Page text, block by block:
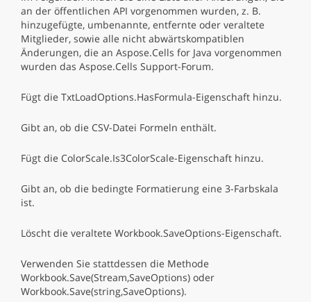
an der öffentlichen API vorgenommen wurden, z. B.
hinzugefügte, umbenannte, entfernte oder veraltete
Mitglieder, sowie alle nicht abwärtskompatiblen
Änderungen, die an Aspose.Cells for Java vorgenommen
wurden das Aspose.Cells Support-Forum.
Fügt die TxtLoadOptions.HasFormula-Eigenschaft hinzu.
Gibt an, ob die CSV-Datei Formeln enthält.
Fügt die ColorScale.Is3ColorScale-Eigenschaft hinzu.
Gibt an, ob die bedingte Formatierung eine 3-Farbskala
ist.
Löscht die veraltete Workbook.SaveOptions-Eigenschaft.
Verwenden Sie stattdessen die Methode
Workbook.Save(Stream,SaveOptions) oder
Workbook.Save(string,SaveOptions).